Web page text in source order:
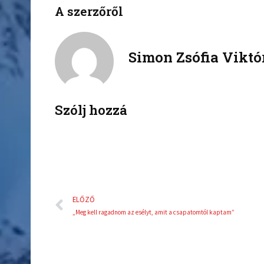
f
b
t
t
A szerzőről
Simon Zsófia
Szólj hozzá
Előző
ELŐZŐ
„Meg kell ragadnom az esélyt, amit a csapatomtól kaptam”